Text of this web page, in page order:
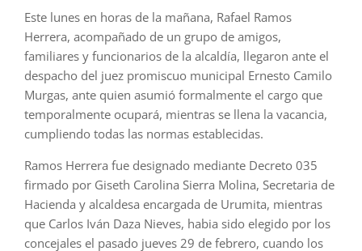
Este lunes en horas de la mañana, Rafael Ramos
Herrera, acompañado de un grupo de amigos,
familiares y funcionarios de la alcaldía, llegaron ante el
despacho del juez promiscuo municipal Ernesto Camilo
Murgas, ante quien asumió formalmente el cargo que
temporalmente ocupará, mientras se llena la vacancia,
cumpliendo todas las normas establecidas.
Ramos Herrera fue designado mediante Decreto 035
firmado por Giseth Carolina Sierra Molina, Secretaria de
Hacienda y alcaldesa encargada de Urumita, mientras
que Carlos Iván Daza Nieves, habia sido elegido por los
concejales el pasado jueves 29 de febrero, cuando los